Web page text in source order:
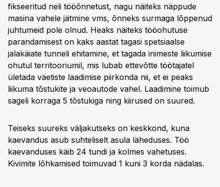
fikseeritud neli tööõnnetust, nagu näiteks näppude
masina vahele jätmine vms, õnneks surmaga lõppenud
juhtumeid pole olnud. Heaks näiteks tööohutuse
parandamisest on kaks aastat tagasi spetsiaalse
jalakäiate tunneli ehitamine, et tagada inimeste liikumise
ohutul territooriumil, mis lubab ettevõtte töötajatel
ületada väetiste laadimise piirkonda nii, et ei peaks
liikuma tõstukite ja veoautode vahel. Laadimine toimub
sageli korraga 5 tõstukiga ning kiirused on suured.
Teiseks suureks väljakutseks on keskkond, kuna
kaevandus asub suhteliselt asula läheduses. Töö
kaevanduses käib 24 tundi ja kolmes vahetuses.
Kivimite lõhkamised toimuvad 1 kuni 3 korda nädalas.